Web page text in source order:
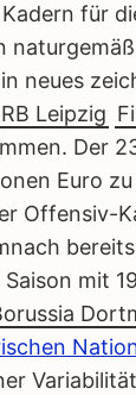
für
neues
RB Leipzig
Der
Euro
Offensiv-
mit